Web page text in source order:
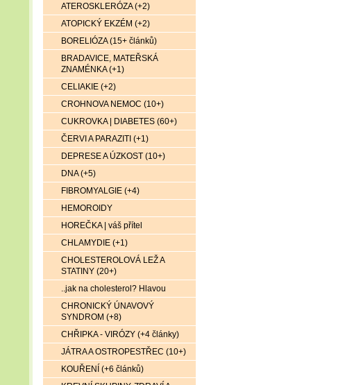
ATEROSKLERÓZA (+2)
ATOPICKÝ EKZÉM (+2)
BORELIÓZA (15+ článků)
BRADAVICE, MATEŘSKÁ
ZNAMÉNKA (+1)
CELIAKIE (+2)
CROHNOVA NEMOC (10+)
CUKROVKA | DIABETES (60+)
ČERVI A PARAZITI (+1)
DEPRESE A ÚZKOST (10+)
DNA (+5)
FIBROMYALGIE (+4)
HEMOROIDY
HOREČKA | váš přítel
CHLAMYDIE (+1)
CHOLESTEROLOVÁ LEŽ A
STATINY (20+)
..jak na cholesterol? Hlavou
CHRONICKÝ ÚNAVOVÝ
SYNDROM (+8)
CHŘIPKA - VIRÓZY (+4 články)
JÁTRA A OSTROPESTŘEC (10+)
KOUŘENÍ (+6 článků)